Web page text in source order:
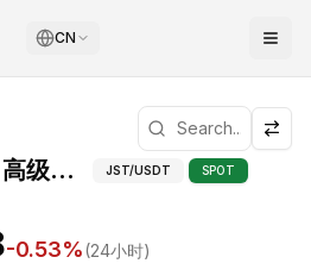
CN
RSI 指标为 62.64 处
JUST（JST）高级指标 JUST（JST）高
JST/USDT SPOT
-0.53%(24小时)